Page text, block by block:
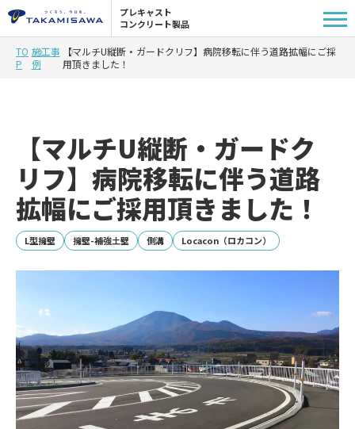
プレキャスト
コンクリート製品
TO
P
施工事
例
【マルチU縦断・ガードクリフ】病院移転に伴う道路拡幅にご採
用頂きました！
【マルチU縦断・ガードク
リフ】病院移転に伴う道路
拡幅にご採用頂きました！
L型擁壁 擁壁-補強土壁 側溝 Locacon（ロカコン）